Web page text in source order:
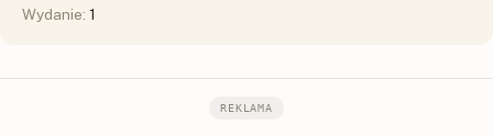
Wydanie: 1
REKLAMA